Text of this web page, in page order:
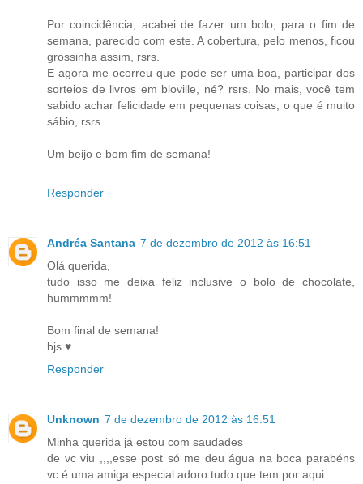
Por coincidência, acabei de fazer um bolo, para o fim de
semana, parecido com este. A cobertura, pelo menos, ficou
grossinha assim, rsrs.
E agora me ocorreu que pode ser uma boa, participar dos
sorteios de livros em bloville, né? rsrs. No mais, você tem
sabido achar felicidade em pequenas coisas, o que é muito
sábio, rsrs.
Um beijo e bom fim de semana!
Responder
Andréa Santana 7 de dezembro de 2012 às 16:51
Olá querida,
tudo isso me deixa feliz inclusive o bolo de chocolate,
hummmmm!
Bom final de semana!
bjs ♥
Responder
Unknown 7 de dezembro de 2012 às 16:51
Minha querida já estou com saudades
de vc viu ,,,,esse post só me deu água na boca parabéns
vc é uma amiga especial adoro tudo que tem por aqui